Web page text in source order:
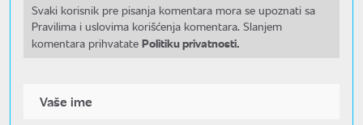
Svaki korisnik pre pisanja komentara mora se upoznati sa
Pravilima i uslovima korišćenja komentara. Slanjem
komentara prihvatate Politiku privatnosti.